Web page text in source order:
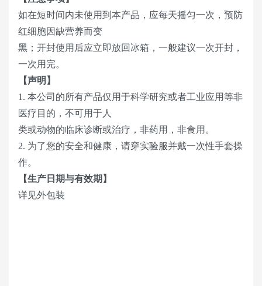
如在短时间内未使用到本产品，应每天摇匀一次，预防
红细胞因缺营养而变
黑；开封使用后应立即放回冰箱，一般建议一次开封，
一次用完。
【声明】
1. 本公司的所有产品仅用于科学研究或者工业应用等非
医疗目的，不可用于人
类或动物的临床诊断或治疗，非药用，非食用。
2. 为了您的安全和健康，请穿实验服并戴一次性手套操
作。
【生产日期与有效期】
详见外包装